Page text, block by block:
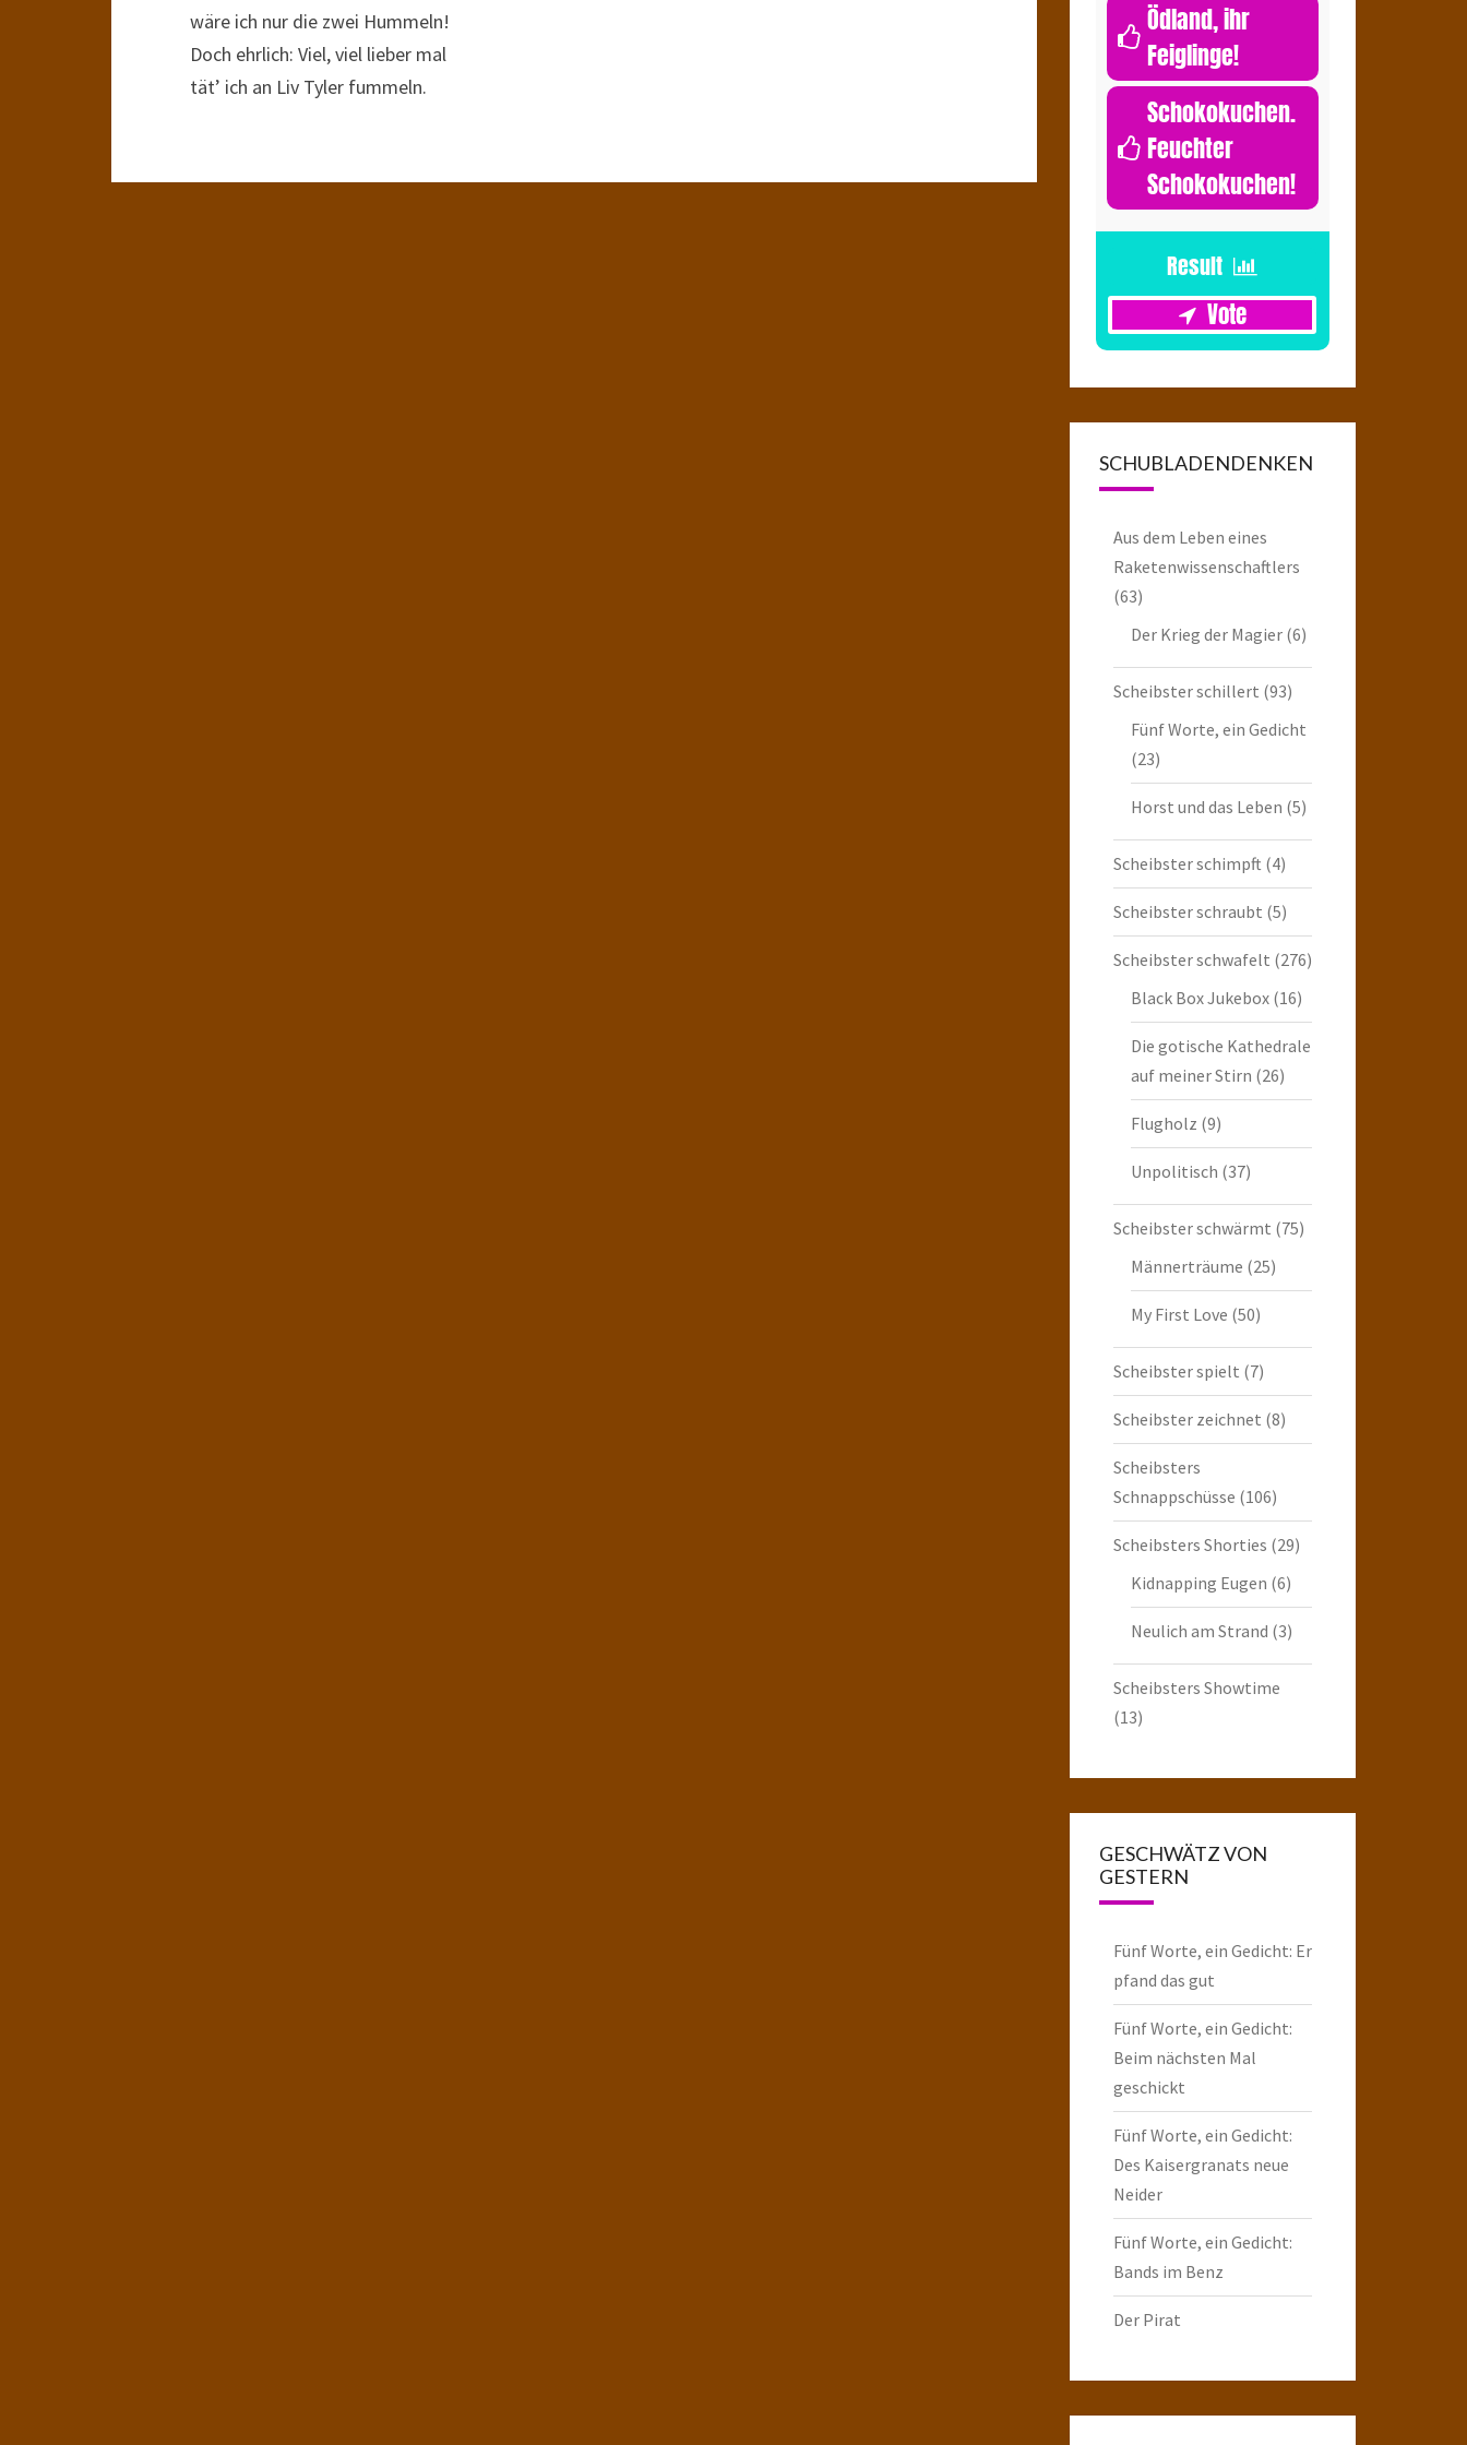
wäre ich nur die zwei Hummeln!
Doch ehrlich: Viel, viel lieber mal
tät’ ich an Liv Tyler fummeln.
Ödland, ihr
Feiglinge!
Schokokuchen.
Feuchter
Schokokuchen!
SCHUBLADENDENKEN
Aus dem Leben eines
Raketenwissenschaftlers
(63)
Der Krieg der Magier(6)
Scheibster schillert (93)
Fünf Worte, ein Gedicht
(23)
Horst und das Leben (5)
Scheibster schimpft (4)
Scheibster schraubt (5)
Scheibster schwafelt (276)
Black Box Jukebox(16)
Die gotische Kathedrale
auf meiner Stirn (26)
Flugholz (9)
Unpolitisch (37)
Scheibster schwärmt (75)
Männerträume (25)
My First Love (50)
Scheibster spielt (7)
Scheibster zeichnet (8)
Scheibsters
Schnappschüsse (106)
Scheibsters Shorties (29)
Kidnapping Eugen (6)
Neulich am Strand (3)
Scheibsters Showtime
(13)
GESCHWÄTZ VON
GESTERN
Fünf Worte, ein Gedicht: Er
pfand das gut
Fünf Worte, ein Gedicht:
Beim nächsten Mal
geschickt
Fünf Worte, ein Gedicht:
Des Kaisergranats neue
Neider
Fünf Worte, ein Gedicht:
Bands im Benz
Der Pirat